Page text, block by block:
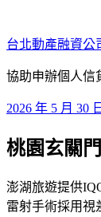
至
主
要
容
台北動產融資公
協助申辦個人信
發
於
2026 年 5 月 30 日
桃園玄關
澎湖旅遊提供
雷射手術採用視